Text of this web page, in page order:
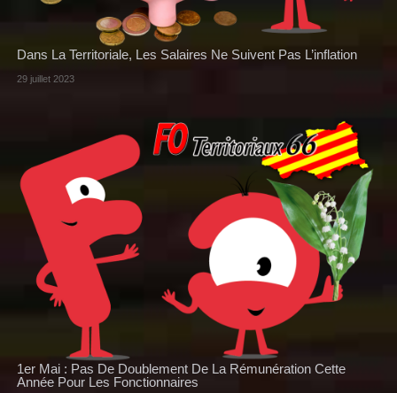
Dans La Territoriale, Les Salaires Ne Suivent Pas L’inflation
29 juillet 2023
1er Mai : Pas De Doublement De La Rémunération Cette
Année Pour Les Fonctionnaires